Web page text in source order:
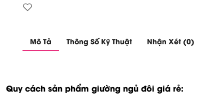
Mô Tả Thông Số Kỹ Thuật Nhận Xét (0)
Quy cách sản phẩm giường ngủ đôi giá rẻ: